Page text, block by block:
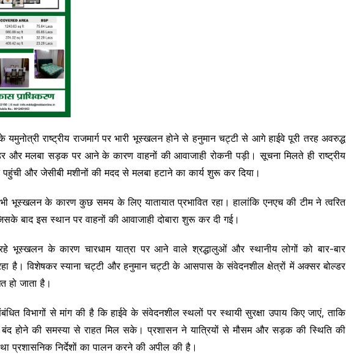
यमुनोत्री राष्ट्रीय राजमार्ग पर भारी भूस्खलन होने से हनुमान चट्टी से आगे हाईवे पूरी तरह अवरुद्ध
और मलबा सड़क पर आने के कारण वाहनों की आवाजाही रोकनी पड़ी। सूचना मिलते ही राष्ट्रीय
पहुंची और जेसीबी मशीनों की मदद से मलबा हटाने का कार्य शुरू कर दिया।
भूस्खलन के कारण कुछ समय के लिए यातायात प्रभावित रहा। हालांकि एनएच की टीम ने त्वरित
बाद इस स्थान पर वाहनों की आवाजाही दोबारा शुरू कर दी गई।
रहे भूस्खलन के कारण चारधाम यात्रा पर आने वाले श्रद्धालुओं और स्थानीय लोगों को बार-बार
है। विशेषकर स्याना चट्टी और हनुमान चट्टी के आसपास के संवेदनशील क्षेत्रों में अक्सर बोल्डर
हो जाता है।
विभागों से मांग की है कि हाईवे के संवेदनशील स्थलों पर स्थायी सुरक्षा उपाय किए जाएं, ताकि
बंद होने की समस्या से राहत मिल सके। प्रशासन ने यात्रियों से मौसम और सड़क की स्थिति की
प्रशासनिक निर्देशों का पालन करने की अपील की है।